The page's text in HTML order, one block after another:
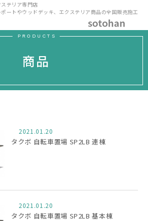
テリア専門店
ポートやウッドデッキ、エクステリア商品の全国販売施工
PRODUCTS
商品
2021.01.20
タクボ 自転車置場 SP2LB 連棟
2021.01.20
タクボ 自転車置場 SP2LB 基本棟